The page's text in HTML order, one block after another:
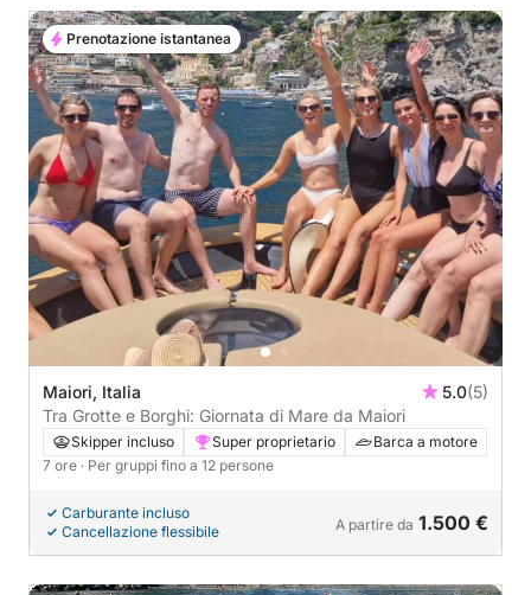
Maiori, Italia 5.0(5)
Tra Grotte e Borghi: Giornata di Mare da Maiori
Skipper incluso Super proprietario
Barca a motore
7 ore · Per gruppi fino a 12 persone
Carburante incluso
Cancellazione flessibile
A partire da 1.500 €
Prenotazione istantanea